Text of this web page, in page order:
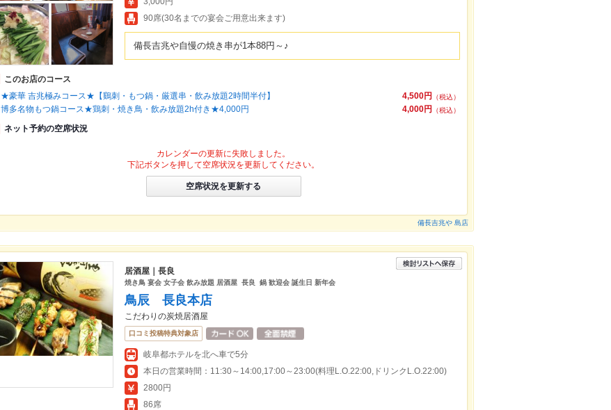
90席(30名までの宴会ご用意出来ます)
備長吉兆や自慢の焼き串が1本88円～♪
このお店のコース
4,500円
（税込）
★豪華 吉兆極みコース★【鷄刺・もつ鍋・厳選串・飲み放題2時間半付】
4,000円
（税込）
博多名物もつ鍋コース★鶏刺・焼き鳥・飲み放題2h付き★4,000円
ネット予約の空席状況
カレンダーの更新に失敗しました。
下記ボタンを押して空席状況を更新してください。
空席状況を更新する
備長吉兆や 島店
居酒屋｜長良
焼き鳥 宴会 女子会 飲み放題 居酒屋 長良 鍋 歓迎会 誕生日 新年会
鳥辰 長良本店
こだわりの炭焼居酒屋
口コミ投稿特典対象店
岐阜都ホテルを北へ車で5分
本日の営業時間：11:30～14:00,17:00～23:00(料理L.O.22:00,ドリンクL.O.22:00)
2800円
86席